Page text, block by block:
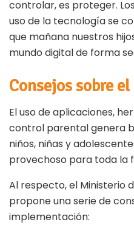
controlar, es proteger.
uso de la tecnología se
que mañana nuestros
mundo digital de forma
Consejos sobre
El uso de aplicaciones,
control parental genera
niños, niñas y
provechoso para toda la
Al respecto, el Ministerio
propone una serie de
implementación: